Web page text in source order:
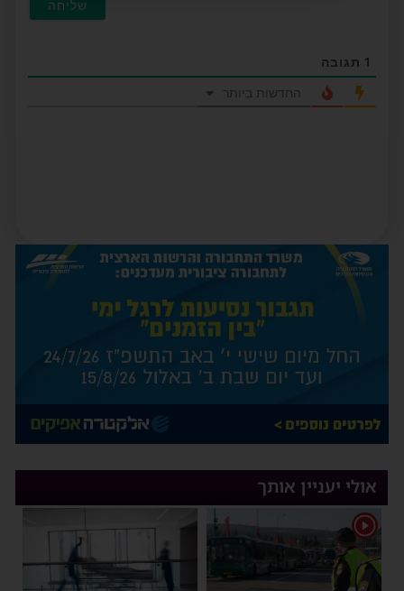
1 תגובה
החדשות ביותר
אולי יעניין אותך
1